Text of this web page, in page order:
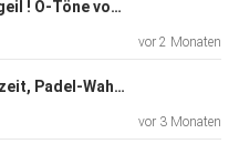
Murmelcast #34 Padelgeil ! O-Töne von der Padelweek Robinson Sarigerme Park
vor 2 Monaten
Murmelcast #32 Elternzeit, Padel-Wahnsinn & Selbstangelernte Scheiße : Wir packen aus !
vor 3 Monaten